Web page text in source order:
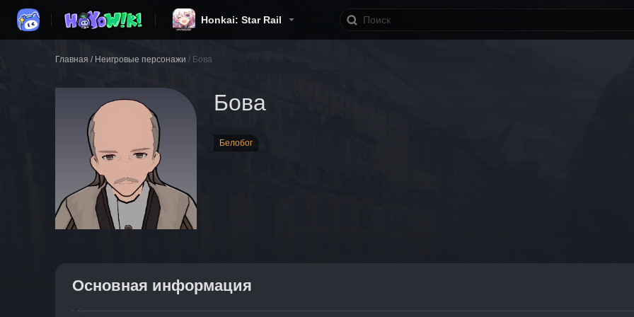
Honkai: Star Rail
Главная / Неигровые персонажи / Бова
Бова
Белобог
Основная информация